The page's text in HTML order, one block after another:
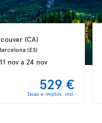
(CA)
(ES)
11 nov a 24 nov
529 €
Tasas e imptos. incl.